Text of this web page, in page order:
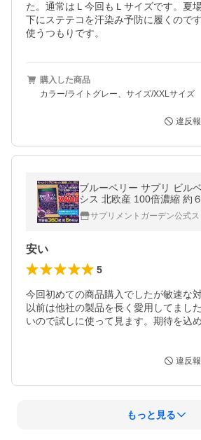
た。通常はＬ今回もＬサイズです。夏
下にステテコを汗染み予防に履くので
使うつもりです。
購入した商品
カラー/ライトグレー、サイズ/XXLサイズ
違反
ブルーベリー サプリ ビル
シス 北欧産 100倍濃縮 約
ノール 爆買
サプリメントガーデン公式
安い
5
今回初めての商品購入でしたが敏速な
以前は他社の製品を長く愛用してまし
いので試しに使って見ます。期待を込め
違反
もっと見る